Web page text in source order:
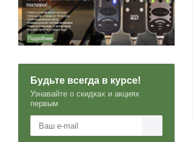
Будьте всегда в курсе!
Узнавайте о скидках и акциях
первым